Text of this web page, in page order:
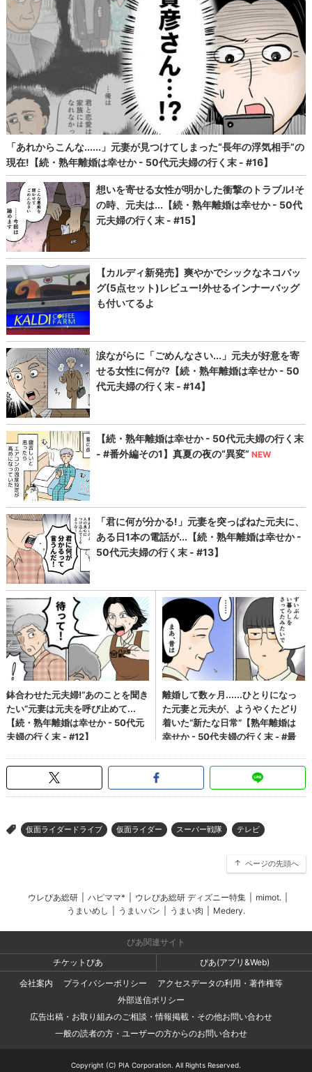
> 仮面ライダードライブ 仮面ライダー スーパー戦隊 テレビ
ページの先頭へ
ウレぴあ総研 ハピママ* ウレぴあ総研 ディズニー特集 mimot.
うまいめし
うまいパン うまい肉 Medery.
ぴあ関連サイト
チケットぴあ
ぴあ(アプリ&Web)
会社案内
プライバシーポリシー
アクセスデータの利用・著作権等
外部送信ポリシー
広告出稿・お取り組みのご相談・情報掲載・その他お問い合わせ
一般の読者の方・ユーザーの方からのお問い合わせ
Copyright (C) PIA Corporation. All Rights Reserved.